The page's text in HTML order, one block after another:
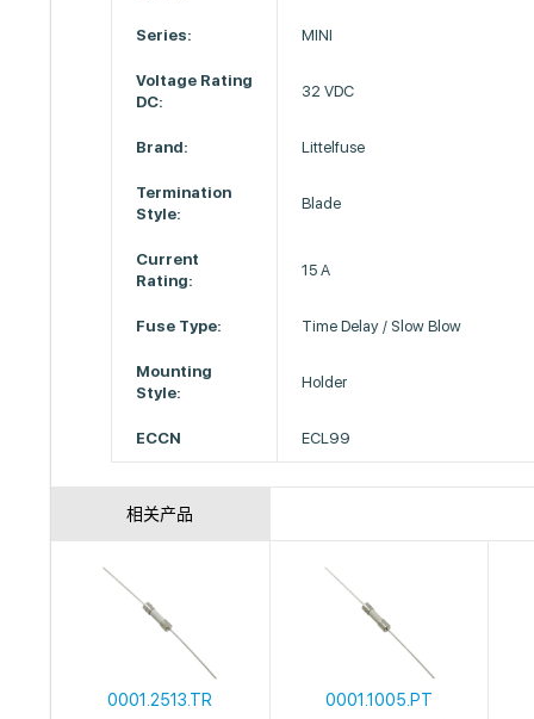
Series: MINI
Voltage Rating
DC:
32 VDC
Brand: Littelfuse
Termination
Style:
Blade
Current
Rating:
15 A
Fuse Type: Time Delay / Slow Blow
Mounting
Style:
Holder
ECCN ECL99
相关产品
0001.2513.TR
0001.1005.PT